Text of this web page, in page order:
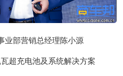
业部营销总经理陈小源
超充电池及系统解决方案